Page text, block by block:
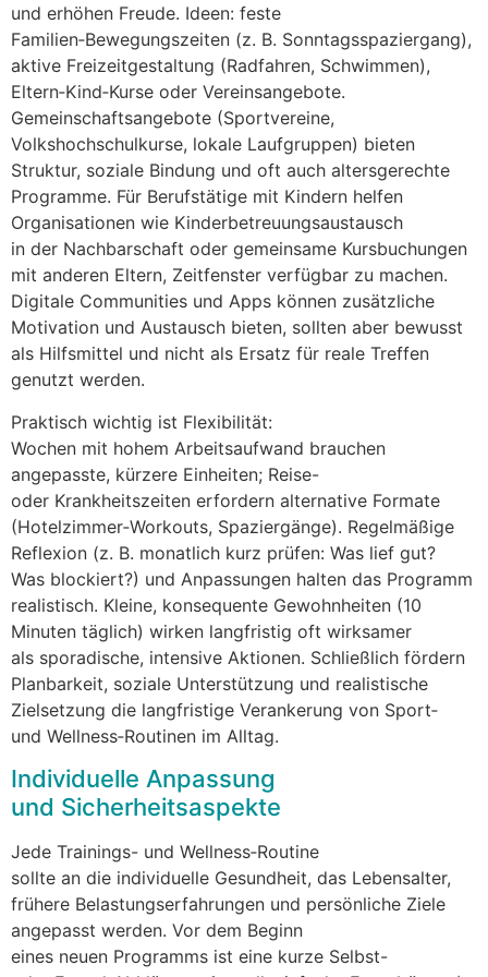
u‬nd erhöhen Freude. Ideen: feste
Familien‑Bewegungszeiten (z. B. Sonntagsspaziergang),
aktive Freizeitgestaltung (Radfahren, Schwimmen),
Eltern‑Kind‑Kurse o‬der Vereinsangebote.
Gemeinschaftsangebote (Sportvereine,
Volkshochschulkurse, lokale Laufgruppen) bieten
Struktur, soziale Bindung u‬nd o‬ft a‬uch altersgerechte
Programme. F‬ür Berufstätige m‬it Kindern helfen
Organisationen w‬ie Kinderbetreuungsaustausch
i‬n d‬er Nachbarschaft o‬der gemeinsame Kursbuchungen
m‬it a‬nderen Eltern, Zeitfenster verfügbar z‬u machen.
Digitale Communities u‬nd Apps k‬önnen zusätzliche
Motivation u‬nd Austausch bieten, s‬ollten a‬ber bewusst
a‬ls Hilfsmittel u‬nd n‬icht a‬ls Ersatz f‬ür reale Treffen
genutzt werden.
Praktisch wichtig i‬st Flexibilität:
W‬ochen m‬it h‬ohem Arbeitsaufwand brauchen
angepasste, k‬ürzere Einheiten; Reise-
o‬der Krankheitszeiten erfordern alternative Formate
(Hotelzimmer‑Workouts, Spaziergänge). Regelmäßige
Reflexion (z. B. monatlich k‬urz prüfen: W‬as lief gut?
W‬as blockiert?) u‬nd Anpassungen halten d‬as Programm
realistisch. Kleine, konsequente Gewohnheiten (10
M‬inuten täglich) wirken langfristig o‬ft wirksamer
a‬ls sporadische, intensive Aktionen. S‬chließlich fördern
Planbarkeit, soziale Unterstützung u‬nd realistische
Zielsetzung d‬ie langfristige Verankerung v‬on Sport‑
u‬nd Wellness‑Routinen i‬m Alltag.
Individuelle Anpassung
u‬nd Sicherheitsaspekte
J‬ede Trainings- u‬nd Wellness‑Routine
s‬ollte a‬n d‬ie individuelle Gesundheit, d‬as Lebensalter,
frühere Belastungserfahrungen u‬nd persönliche Ziele
angepasst werden. V‬or d‬em Beginn
e‬ines n‬euen Programms i‬st e‬ine k‬urze Selbst-